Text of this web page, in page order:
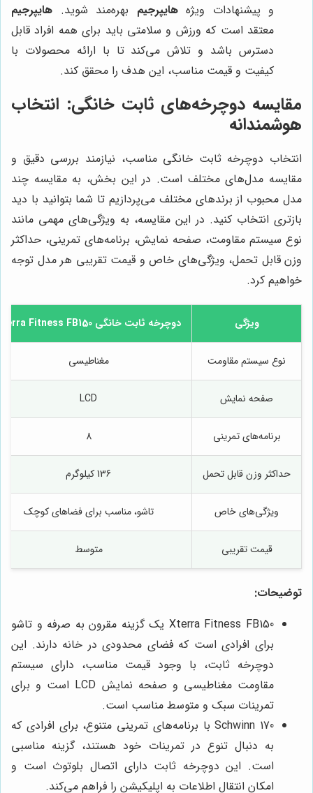
و پیشنهادات ویژههایپرجیم بهره‌مند شوید. هایپرجیم
معتقد است که ورزش و سلامتی باید برای همه افراد قابل
دسترس باشد و تلاش می‌کند تا با ارائه محصولات با
کیفیت و قیمت مناسب، این هدف را محقق کند.
مقایسه دوچرخه‌های ثابت خانگی: انتخاب
هوشمندانه
انتخاب دوچرخه ثابت خانگی مناسب، نیازمند بررسی دقیق و
مقایسه مدل‌های مختلف است. در این بخش، به مقایسه چند
مدل محبوب از برندهای مختلف می‌پردازیم تا شما بتوانید با دید
بازتری انتخاب کنید. در این مقایسه، به ویژگی‌های مهمی مانند
نوع سیستم مقاومت، صفحه نمایش، برنامه‌های تمرینی، حداکثر
وزن قابل تحمل، ویژگی‌های خاص و قیمت تقریبی هر مدل توجه
خواهیم کرد.
ویژگی دوچرخه ثابت خانگی Xterra Fitness FB150
نوع سیستم مقاومت مغناطیسی
صفحه نمایش LCD
برنامه‌های تمرینی 8
حداکثر وزن قابل تحمل 136 کیلوگرم
ویژگی‌های خاص تاشو، مناسب برای فضاهای کوچک
قیمت تقریبی متوسط
توضیحات:
Xterra Fitness FB150 یک گزینه مقرون به صرفه و تاشو
برای افرادی است که فضای محدودی در خانه دارند. این
دوچرخه ثابت، با وجود قیمت مناسب، دارای سیستم
مقاومت مغناطیسی و صفحه نمایش LCD است و برای
تمرینات سبک و متوسط مناسب است.
Schwinn 170 با برنامه‌های تمرینی متنوع، برای افرادی که
به دنبال تنوع در تمرینات خود هستند، گزینه مناسبی
است. این دوچرخه ثابت دارای اتصال بلوتوث است و
امکان انتقال اطلاعات به اپلیکیشن را فراهم می‌کند.